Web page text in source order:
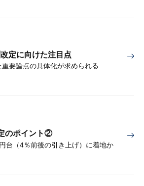
定に向けた注目点
要論点の具体化が求められる
のポイント②
台（4％前後の引き上げ）に着地か